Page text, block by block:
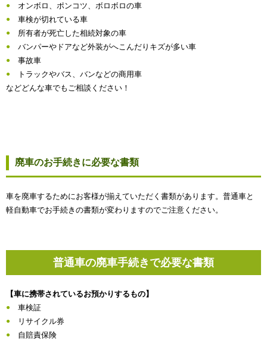
オンボロ、ポンコツ、ボロボロの車
車検が切れている車
所有者が死亡した相続対象の車
バンパーやドアなど外装がへこんだりキズが多い車
事故車
トラックやバス、バンなどの商用車
などどんな車でもご相談ください！
廃車のお手続きに必要な書類
車を廃車するためにお客様が揃えていただく書類があります。普通車と
軽自動車でお手続きの書類が変わりますのでご注意ください。
普通車の廃車手続きで必要な書類
【車に携帯されているお預かりするもの】
車検証
リサイクル券
自賠責保険